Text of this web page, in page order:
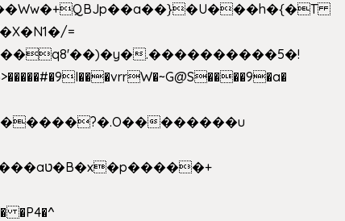
������u
�P4�^